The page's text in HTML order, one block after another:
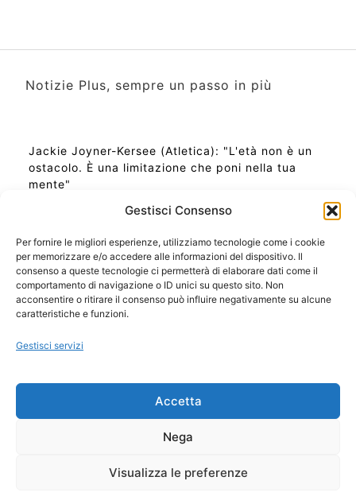
Gestisci Consenso
Per fornire le migliori esperienze, utilizziamo tecnologie come i cookie
per memorizzare e/o accedere alle informazioni del dispositivo. Il
consenso a queste tecnologie ci permetterà di elaborare dati come il
comportamento di navigazione o ID unici su questo sito. Non
acconsentire o ritirare il consenso può influire negativamente su alcune
caratteristiche e funzioni.
Gestisci servizi
Accetta
Nega
Visualizza le preferenze
Notizie Plus, sempre un passo in più
Jackie Joyner-Kersee (Atletica): "L'età non è un
ostacolo. È una limitazione che poni nella tua
mente"
Ora Esatta in Italia in questo momento
Ti Senti Strano Ultimamente? Potrebbe Essere per
la Risonanza di Schumann
Come Sapere Se Stai Ascendendo alla Quinta
Copyright 2026 NotiziePlus.com
📰 Contenuto Umano Verificato
Privacy Coockie
Pubblicità